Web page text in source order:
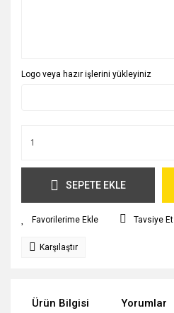
Logo veya hazır işlerini yükleyiniz
SEPETE EKLE
Tavsiye Et
Karşılaştır
Ürün Bilgisi Yorumlar